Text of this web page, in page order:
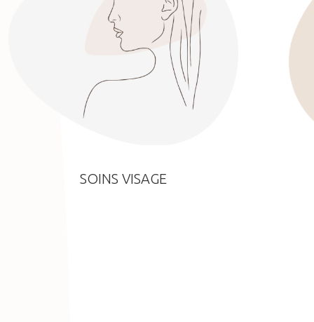
SOINS VISAGE